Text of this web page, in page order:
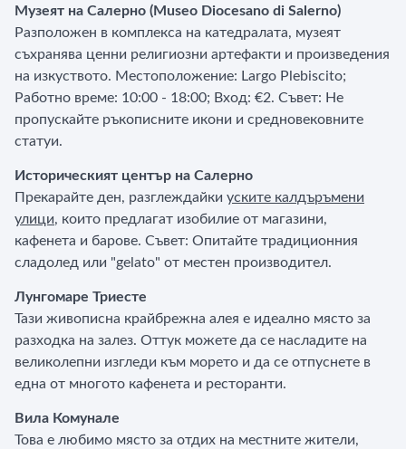
Музеят на Салерно (Museo Diocesano di Salerno)
Разположен в комплекса на катедралата, музеят
съхранява ценни религиозни артефакти и произведения
на изкуството. Местоположение: Largo Plebiscito;
Работно време: 10:00 - 18:00; Вход: €2. Съвет: Не
пропускайте ръкописните икони и средновековните
статуи.
Историческият център на Салерно
Прекарайте ден, разглеждайки уските калдъръмени
улици, които предлагат изобилие от магазини,
кафенета и барове. Съвет: Опитайте традиционния
сладолед или "gelato" от местен производител.
Лунгомаре Триесте
Тази живописна крайбрежна алея е идеално място за
разходка на залез. Оттук можете да се насладите на
великолепни изгледи към морето и да се отпуснете в
една от многото кафенета и ресторанти.
Вила Комунале
Това е любимо място за отдих на местните жители,